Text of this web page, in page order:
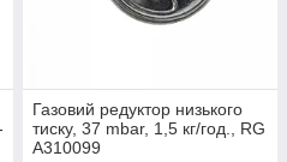
Газовий редуктор низького
тиску, 37 mbar, 1,5 кг/год., RG
A310099